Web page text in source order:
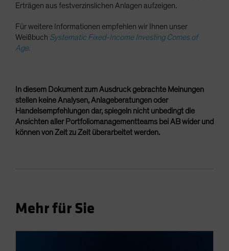
Erträgen aus festverzinslichen Anlagen aufzeigen.
Für weitere Informationen empfehlen wir Ihnen unser
Weißbuch Systematic Fixed-Income Investing Comes of
Age.
In diesem Dokument zum Ausdruck gebrachte Meinungen
stellen keine Analysen, Anlageberatungen oder
Handelsempfehlungen dar, spiegeln nicht unbedingt die
Ansichten aller Portfoliomanagementteams bei AB wider und
können von Zeit zu Zeit überarbeitet werden.
Mehr für Sie